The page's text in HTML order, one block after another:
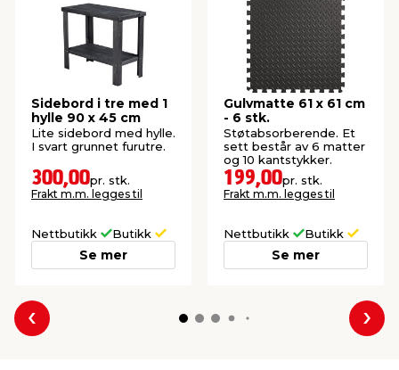
Sidebord i tre med 1
hylle 90 x 45 cm
Lite sidebord med hylle.
I svart grunnet furutre.
300,00pr. stk.
Frakt m.m. legges til
Nettbutikk Butikk
Se mer
Gulvmatte 61 x 61 cm
- 6 stk.
Støtabsorberende. Et
sett består av 6 matter
og 10 kantstykker.
199,00pr. stk.
Frakt m.m. legges til
Nettbutikk Butikk
Se mer
Forrige